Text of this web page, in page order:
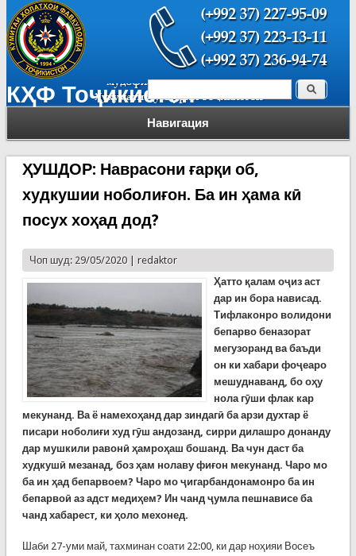
КҲФ Тоҷикистон
Навигация
Форма поиска Поиск
ҲУШДОР: Наврасони ғарқи об,
худкушии ноболиғон. Ба ин ҳама кӣ
посух хоҳад дод?
Чоп шуд: 29/05/2020 | redaktor
Ҳатто қалам оҷиз аст
дар ин бора нависад.
Тифлаконро волидони
бепарво беназорат
мегузоранд ва баъди
он ки хабари фоҷеаро
мешуднаванд, бо оҳу
нола гӯши флак кар
мекунанд. Ва ё намехоҳанд дар зиндагӣ ба арзи духтар ё
писари ноболиғи худ гӯш андозанд, сирри дилашро донанду
дар мушкили равонӣ ҳамроҳаш бошанд. Ва чун даст ба
худкушӣ мезанад, боз ҳам нолаву фиғон мекунанд. Чаро мо
ба ин ҳад бепарвоем? Чаро мо ҷигарбандонамонро ба ин
бепарвоӣ аз адст медиҳем? Ин чанд ҷумла пешнависе ба
чанд хабарест, ки ҳоло мехонед.
Шаби 27-уми май, тахминан соати 22:00, ки дар ноҳияи Восеъ